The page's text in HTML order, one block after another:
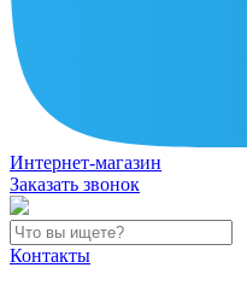
Интернет-магазин
Заказать звонок
Контакты